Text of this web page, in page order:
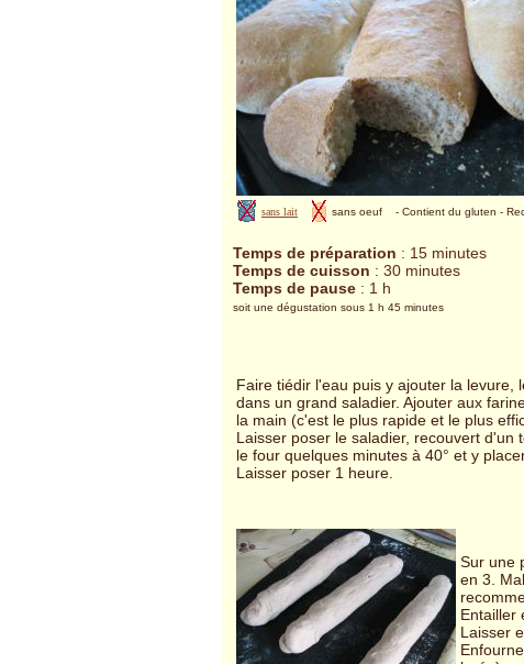
sans lait sans oeuf - Contient du gluten -
Temps de préparation : 15 minutes
Temps de cuisson : 30 minutes
Temps de pause : 1 h
soit une dégustation sous 1 h 45 minutes
Faire tiédir l'eau puis y ajouter la levure,
dans un grand saladier. Ajouter aux
la main (c'est le plus rapide et le plus
Laisser poser le saladier, recouvert
le four quelques minutes à 40° et y
Laisser poser 1 heure.
Sur une
en 3.
Entailler
Laisser